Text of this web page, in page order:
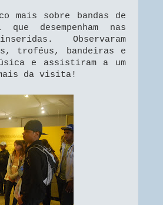
mais sobre bandas de
desempenham nas
Observaram
troféus, bandeiras e
e assistiram a um
da visita!